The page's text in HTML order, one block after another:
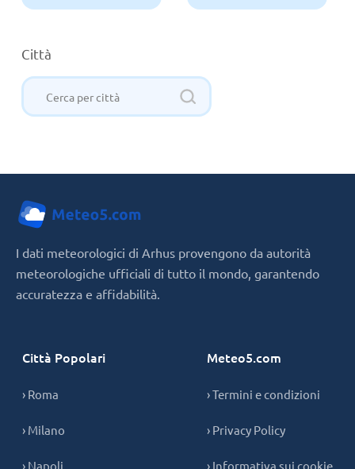
Città
I dati meteorologici di Arhus provengono da autorità
meteorologiche ufficiali di tutto il mondo, garantendo
accuratezza e affidabilità.
Città Popolari
› Roma
› Milano
› Napoli
Meteo5.com
› Termini e condizioni
› Privacy Policy
› Informativa sui cookie